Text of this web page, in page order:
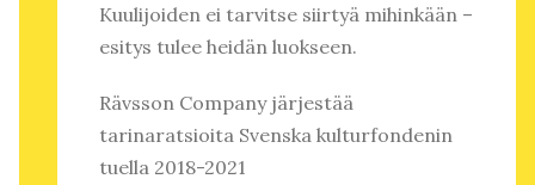
Kuulijoiden ei tarvitse siirtyä mihinkään –
esitys tulee heidän luokseen.
Rävsson Company järjestää
tarinaratsioita Svenska kulturfondenin
tuella 2018-2021